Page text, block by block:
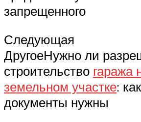
запрещенного
Следующая
ДругоеНужно ли
строительство гаража
земельном участке:
документы нужны